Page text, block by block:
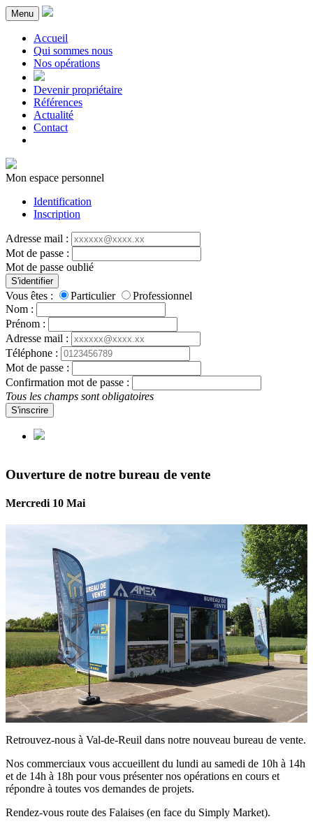
Menu
Accueil
Qui sommes nous
Nos opérations
Devenir propriétaire
Références
Actualité
Contact
Mon espace personnel
Identification
Inscription
Adresse mail :
Mot de passe :
Mot de passe oublié
S'identifier
Vous êtes : Particulier
Professionnel
Nom :
Prénom :
Adresse mail :
Téléphone :
Mot de passe :
Confirmation mot de passe :
Tous les champs sont obligatoires
S'inscrire
Ouverture de notre bureau de vente
Mercredi 10 Mai
Retrouvez-nous à Val-de-Reuil dans notre nouveau bureau de vente.
Nos commerciaux vous accueillent du lundi au samedi de 10h à 14h
et de 14h à 18h pour vous présenter nos opérations en cours et
répondre à toutes vos demandes de projets.
Rendez-vous route des Falaises (en face du Simply Market).